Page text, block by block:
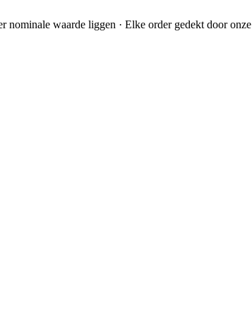
nominale waarde liggen · Elke order gedekt door onze